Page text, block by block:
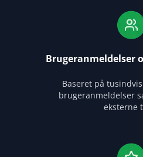
Brugeranmeldelser
Baseret på
brugeranmeldelser
eksterne